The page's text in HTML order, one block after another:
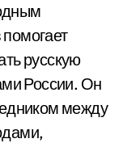
русскую
России. Он
между